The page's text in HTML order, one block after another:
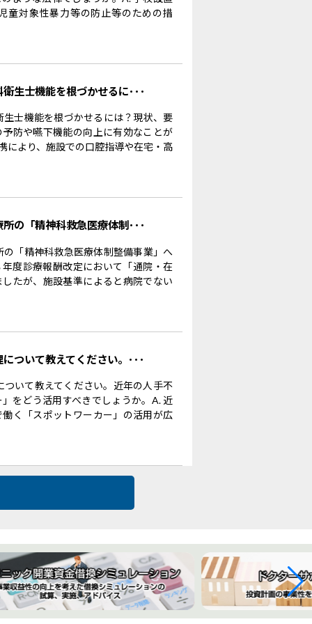
童対象性暴力等の防止等のための措
生士機能を根づかせるに･･･
士機能を根づかせるには？現状、要
防や嚥下機能の向上に有効なことが
により、施設での口腔指導や在宅・高
の「精神科救急医療体制･･･
「精神科救急医療体制整備事業」へ
度診療報酬改定において「通院・在
たが、施設基準によると病院でない
ついて教えてください。･･･
いて教えてください。近年の人手不
をどう活用すべきでしょうか。A. 近
く「スポットワーカー」の活用が広